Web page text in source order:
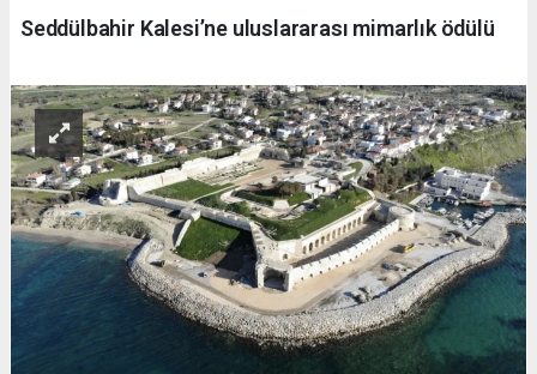
Seddülbahir Kalesi’ne uluslararası mimarlık ödülü